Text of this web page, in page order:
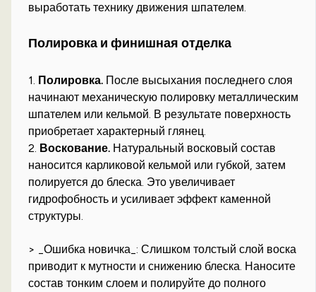
выработать технику движения шпателем.
Полировка и финишная отделка
1. Полировка. После высыхания последнего слоя
начинают механическую полировку металлическим
шпателем или кельмой. В результате поверхность
приобретает характерный глянец.
2. Воскование. Натуральный восковый состав
наносится карликовой кельмой или губкой, затем
полируется до блеска. Это увеличивает
гидрофобность и усиливает эффект каменной
структуры.
> _Ошибка новичка_: Слишком толстый слой воска
приводит к мутности и снижению блеска. Наносите
состав тонким слоем и полируйте до полного